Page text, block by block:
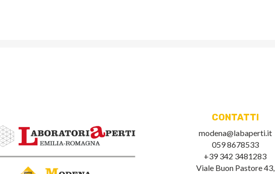
CONTATTI
modena@labaperti.it
059 8678533
+39 342 3481283
Viale Buon Pastore 43,